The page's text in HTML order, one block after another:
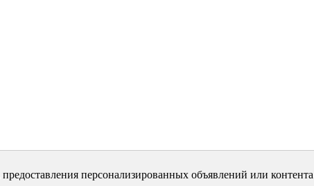
персонализированных объявлений или